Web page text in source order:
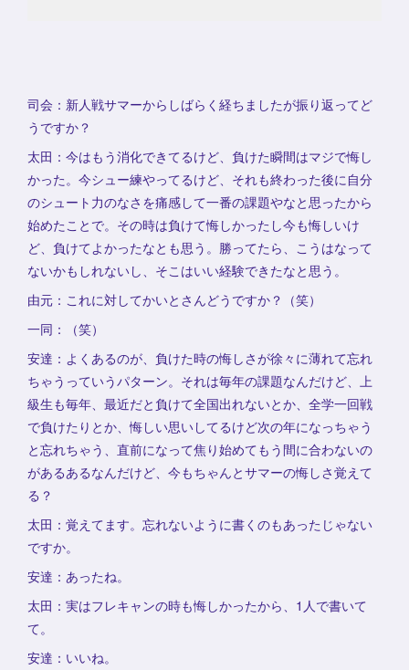
司会：新人戦サマーからしばらく経ちましたが振り返ってど
うですか？
太田：今はもう消化できてるけど、負けた瞬間はマジで悔し
かった。今シュー練やってるけど、それも終わった後に自分
のシュート力のなさを痛感して一番の課題やなと思ったから
始めたことで。その時は負けて悔しかったし今も悔しいけ
ど、負けてよかったなとも思う。勝ってたら、こうはなって
ないかもしれないし、そこはいい経験できたなと思う。
由元：これに対してかいとさんどうですか？（笑）
一同：（笑）
安達：よくあるのが、負けた時の悔しさが徐々に薄れて忘れ
ちゃうっていうパターン。それは毎年の課題なんだけど、上
級生も毎年、最近だと負けて全国出れないとか、全学一回戦
で負けたりとか、悔しい思いしてるけど次の年になっちゃう
と忘れちゃう、直前になって焦り始めてもう間に合わないの
があるあるなんだけど、今もちゃんとサマーの悔しさ覚えて
る？
太田：覚えてます。忘れないように書くのもあったじゃない
ですか。
安達：あったね。
太田：実はフレキャンの時も悔しかったから、1人で書いて
て。
安達：いいね。